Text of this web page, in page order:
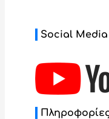
Social Media